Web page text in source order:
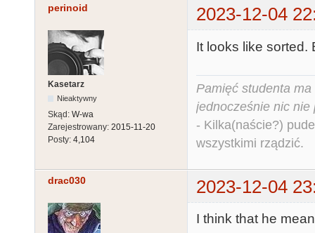
perinoid 2023-12-04
Kasetarz
Nieaktywny
Skąd: W-wa
Zarejestrowany: 2015-11-20
Posty: 4,104
It looks like sorted.
Pamięć studenta
jednocześnie nic nie
- Kilka(naście?)
wszystkimi rządzić.
drac030 2023-12-04
I think that he